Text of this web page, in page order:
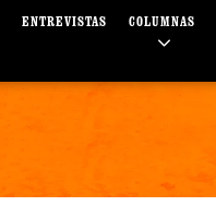
ENTREVISTAS COLUMNAS